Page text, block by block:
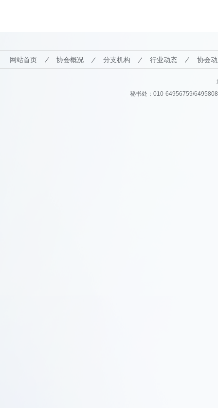
网站首页 协会概况 分支机构 行业动态 协会
秘书处：010-64956759/